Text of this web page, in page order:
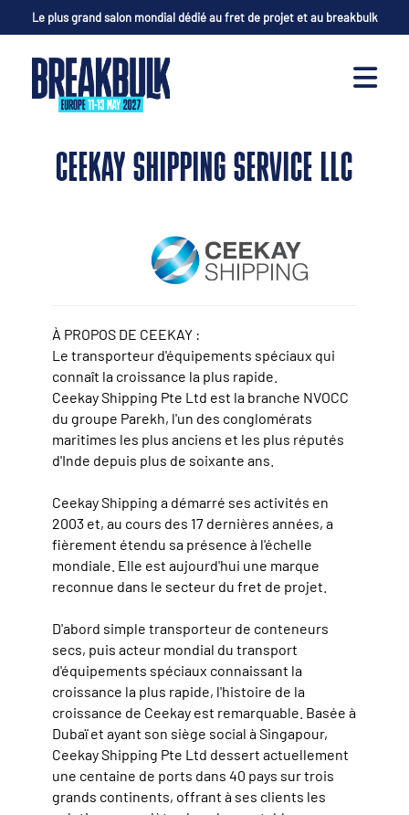
Le plus grand salon mondial dédié au fret de projet et au breakbulk
CEEKAY SHIPPING SERVICE LLC
À PROPOS DE CEEKAY :
Le transporteur d'équipements spéciaux qui
connaît la croissance la plus rapide.
Ceekay Shipping Pte Ltd est la branche NVOCC
du groupe Parekh, l'un des conglomérats
maritimes les plus anciens et les plus réputés
d'Inde depuis plus de soixante ans.
Ceekay Shipping a démarré ses activités en
2003 et, au cours des 17 dernières années, a
fièrement étendu sa présence à l'échelle
mondiale. Elle est aujourd'hui une marque
reconnue dans le secteur du fret de projet.
D'abord simple transporteur de conteneurs
secs, puis acteur mondial du transport
d'équipements spéciaux connaissant la
croissance la plus rapide, l'histoire de la
croissance de Ceekay est remarquable. Basée à
Dubaï et ayant son siège social à Singapour,
Ceekay Shipping Pte Ltd dessert actuellement
une centaine de ports dans 40 pays sur trois
grands continents, offrant à ses clients les